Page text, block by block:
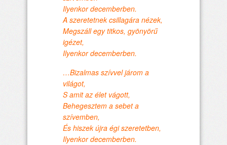
Ilyenkor decemberben.
A szeretetnek csillagára nézek,
Megszáll egy titkos, gyönyörű
igézet,
Ilyenkor decemberben.
…Bizalmas szívvel járom a
világot,
S amit az élet vágott,
Behegesztem a sebet a
szívemben,
És hiszek újra égi szeretetben,
Ilyenkor decemberben.